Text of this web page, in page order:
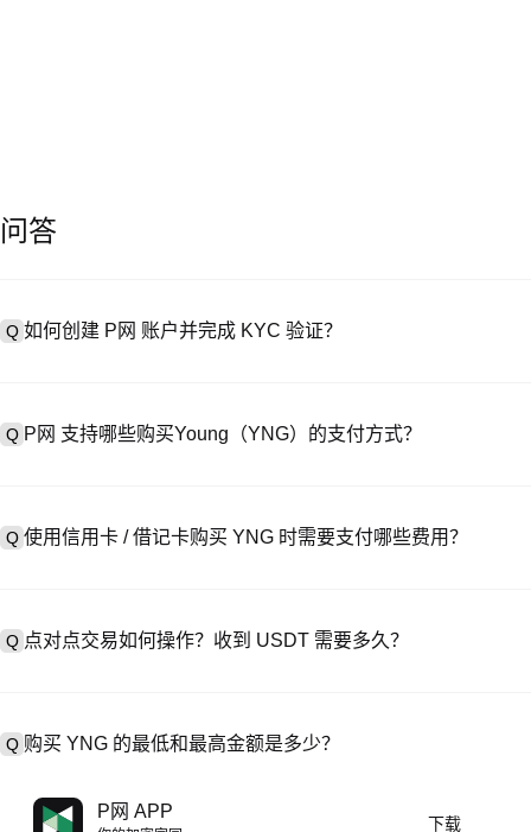
问答
Q 如何创建 P网 账户并完成 KYC 验证？
Q P网 支持哪些购买Young（YNG）的支付方式？
易，提供定制报价。
Q 使用信用卡 / 借记卡购买 YNG 时需要支付哪些费用？
Q 点对点交易如何操作？收到 USDT 需要多久？
Q 购买 YNG 的最低和最高金额是多少？
最低和最高限额因购买方式和验证等级而异。信用卡 / 借记卡最低
常起价 10 美元）；银行转账最低存款多为 100 美元。操作前请查看
P网 APP
下载